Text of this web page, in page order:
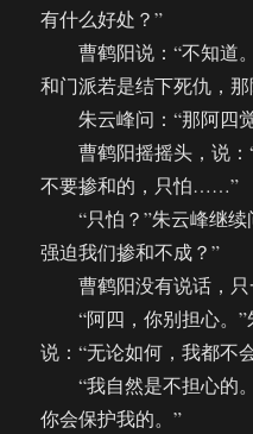
有什么好处？”
曹鹤阳说：“不知道。
和门派若是结下死仇，
朱云峰问：“那阿四
曹鹤阳摇摇头，说：
不要掺和的，只怕……”
“只怕？”朱云峰继续
强迫我们掺和不成？”
曹鹤阳没有说话，只
“阿四，你别担心。”
说：“无论如何，我都不
“我自然是不担心的。
你会保护我的。”